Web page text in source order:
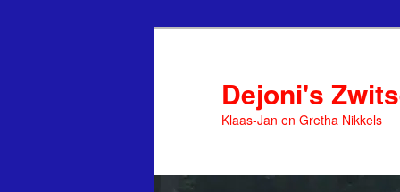
Dejoni's
Klaas-Jan en Gretha Nikkels